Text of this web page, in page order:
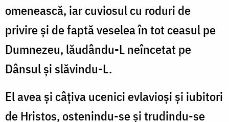
omenească, iar cuviosul cu roduri de
privire și de faptă veselea în tot ceasul pe
Dumnezeu, lăudându-L neîncetat pe
Dânsul și slăvindu-L.
El avea și câțiva ucenici evlavioși și iubitori
de Hristos, ostenindu-se și trudindu-se